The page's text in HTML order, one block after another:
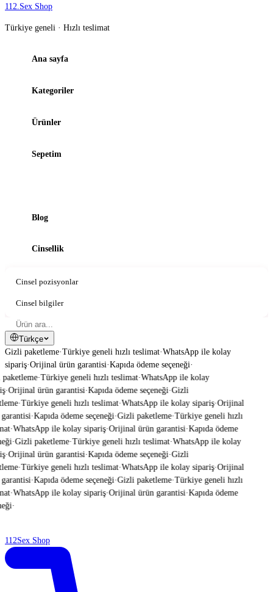
112.Sex Shop
Türkiye geneli · Hızlı teslimat
Ana sayfa
Kategoriler
Ürünler
Sepetim
Blog
Cinsellik
Cinsel pozisyonlar
Cinsel bilgiler
Türkçe
Gizli paketleme·Türkiye geneli hızlı teslimat·WhatsApp ile kolay
sipariş·Orijinal ürün garantisi·Kapıda ödeme seçeneği·
·Türkiye geneli hızlı teslimat·WhatsApp ile kolay
·Orijinal ürün garantisi·Kapıda ödeme seçeneği·Gizli
·Türkiye geneli hızlı teslimat·WhatsApp ile kolay sipariş·Orijinal
·Kapıda ödeme seçeneği·Gizli paketleme·Türkiye geneli hızlı
·WhatsApp ile kolay sipariş·Orijinal ürün garantisi·Kapıda ödeme
·Gizli paketleme·Türkiye geneli hızlı teslimat·WhatsApp ile kolay
·Orijinal ürün garantisi·Kapıda ödeme seçeneği·Gizli
·Türkiye geneli hızlı teslimat·WhatsApp ile kolay sipariş·Orijinal
·Kapıda ödeme seçeneği·Gizli paketleme·Türkiye geneli hızlı
·WhatsApp ile kolay sipariş·Orijinal ürün garantisi·Kapıda ödeme
·
112Sex Shop